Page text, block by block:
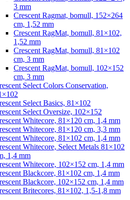
3 mm
Crescent Ragmat, bomull, 152×264
cm, 1,52 mm
Crescent RagMat, bomull, 81×102,
1,52 mm
Crescent RagMat, bomull, 81×102
cm, 3 mm
Crescent RagMat, bomull, 102×152
cm, 3 mm
Select Colors Conservation,
Select Basics, 81×102
Select Oversize, 102×152
Whitecore, 81×120 cm, 1,4 mm
Whitecore, 81×120 cm, 3,3 mm
Whitecore, 81×102 cm, 1,4 mm
Whitecore, Select Metals 81×102
1,4 mm
Whitecore, 102×152 cm, 1,4 mm
Blackcore, 81×102 cm, 1,4 mm
Blackcore, 102×152 cm, 1,4 mm
Britecores, 81×102, 1,5-1,8 mm